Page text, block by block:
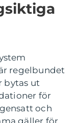
regelbundet
bytas ut
för
och